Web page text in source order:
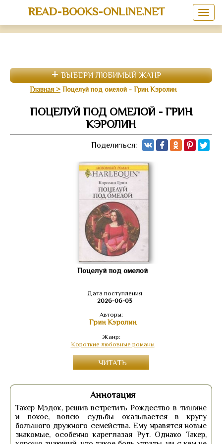
READ-BOOKS-ONLINE.NET
ВЫБЕРИ ЛЮБИМЫЙ ЖАНР
Главная Поцелуй под омелой - Грин Кэролин
ПОЦЕЛУЙ ПОД ОМЕЛОЙ - ГРИН
КЭРОЛИН
Поделиться:
Поцелуй под омелой
Дата поступления
2026-06-03
Авторы:
Грин Кэролин
Жанр:
Короткие любовные романы
ЧИТАТЬ
Аннотация
Такер Мэдок, решив встретить Рождество в тишине
и покое, волею судьбы оказывается в кругу
большого дружного семейства. Ему нравятся новые
знакомые, особенно кареглазая Рут. Однако Такер,